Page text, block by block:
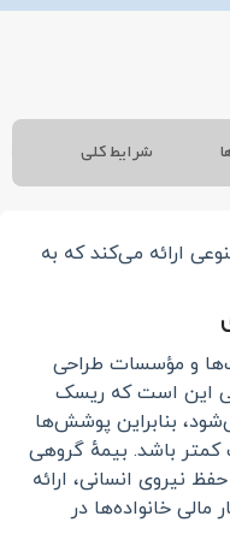
شرایط کلی
ارائه می‌کند که به
و مؤسسات طراحی
این است که ریسک
بنابراین پوشش‌ها
کمتر باشد. بیمهٔ گروهی
نیروی انسانی، ارائه
خانواده‌ها در